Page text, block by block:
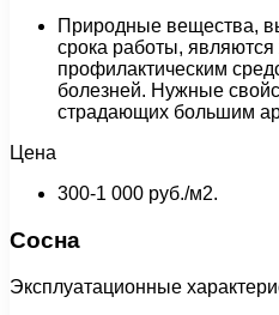
Природные вещества,
срока работы,
профилактическим
болезней. Нужные
страдающих большим
Цена
300-1 000 руб./м2.
Сосна
Эксплуатационные